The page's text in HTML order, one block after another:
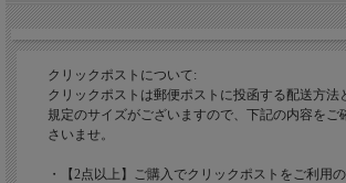
クリックポストについて:
クリックポストは郵便ポストに投函する配送方法
規定のサイズがございますので、下記の内容をご
さいませ。
・【2点以上】ご購入でクリックポストをご利用